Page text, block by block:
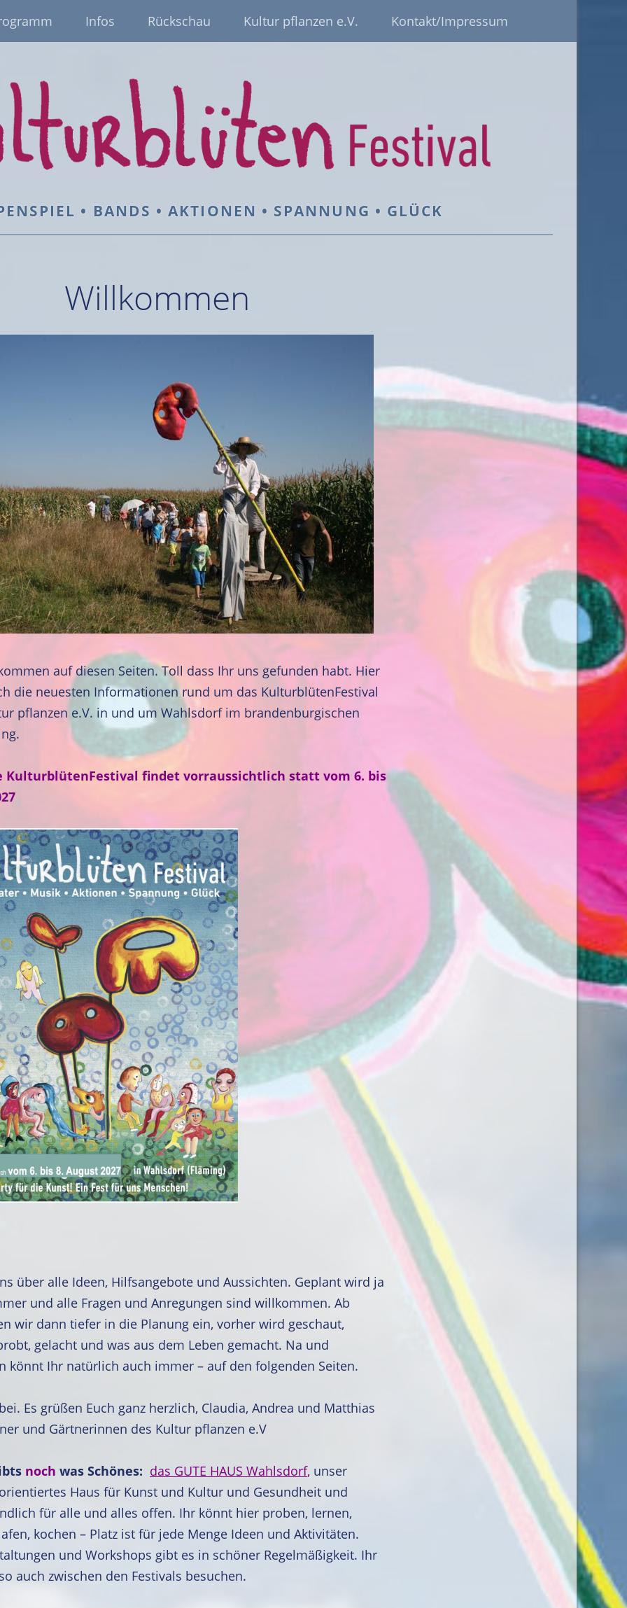
Infos Rückschau Kultur pflanzen e.V. Kontakt/Impressum
• BANDS • AKTIONEN • SPANNUNG • GLÜCK
Willkommen
auf diesen Seiten. Toll dass Ihr uns gefunden habt. Hier
die neuesten Informationen rund um das KulturblütenFestival
pflanzen e.V. in und um Wahlsdorf im brandenburgischen
KulturblütenFestival findet vorraussichtlich statt vom 6. bis
über alle Ideen, Hilfsangebote und Aussichten. Geplant wird ja
und alle Fragen und Anregungen sind willkommen. Ab
wir dann tiefer in die Planung ein, vorher wird geschaut,
gelacht und was aus dem Leben gemacht. Na und
könnt Ihr natürlich auch immer – auf den folgenden Seiten.
Es grüßen Euch ganz herzlich, Claudia, Andrea und Matthias
und Gärtnerinnen des Kultur pflanzen e.V
noch was Schönes: das GUTE HAUS Wahlsdorf, unser
Haus für Kunst und Kultur und Gesundheit und
für alle und alles offen. Ihr könnt hier proben, lernen,
kochen – Platz ist für jede Menge Ideen und Aktivitäten.
und Workshops gibt es in schöner Regelmäßigkeit. Ihr
auch zwischen den Festivals besuchen.